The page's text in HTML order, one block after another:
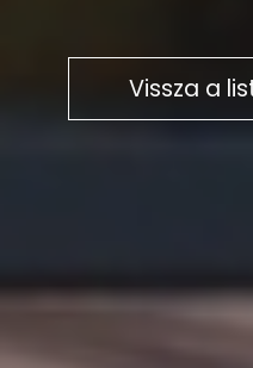
Vissza a